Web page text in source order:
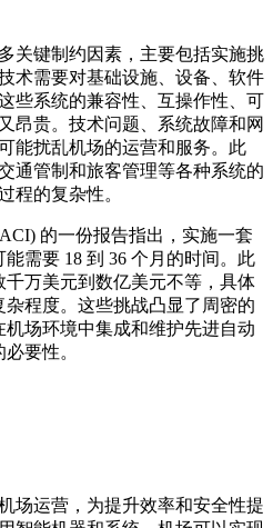
关键制约因素，主要包括实施挑
术需要对基础设施、设备、软件
些系统的兼容性、互操作性、可
昂贵。技术问题、系统故障和网
能扰乱机场的运营和服务。此
通管制和旅客管理等各种系统的
程的复杂性。
的一份报告指出，实施一套
需要 18 到 36 个月的时间。此
万美元到数亿美元不等，具体
程度。这些挑战凸显了周密的
场环境中集成和维护先进自动
要性。
场运营，为提升效率和安全性提